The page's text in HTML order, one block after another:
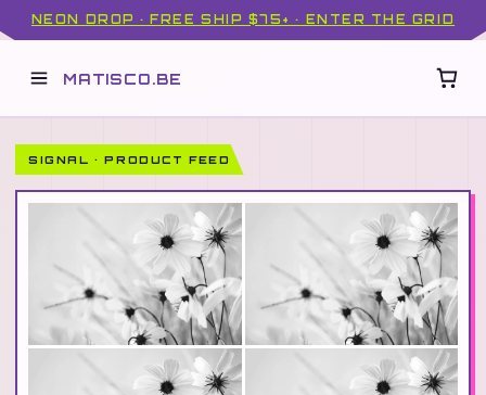
NEON DROP · FREE SHIP $75+ · ENTER THE GRID
MATISCO.BE
SIGNAL · PRODUCT FEED